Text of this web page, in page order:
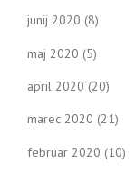
junij 2020 (8)
maj 2020 (5)
april 2020 (20)
marec 2020 (21)
februar 2020 (10)